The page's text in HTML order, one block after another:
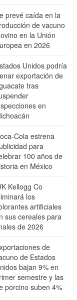
prevé caída en la
de vacuno
en la Unión
en 2026
Unidos podría
exportación de
tras
en
Cola estrena
para
100 años de
en México
Kellogg Co
los
artificiales
sus cereales para
de 2026
de
de Estados
bajan 9% en
semestre y las
porcino suben 4%